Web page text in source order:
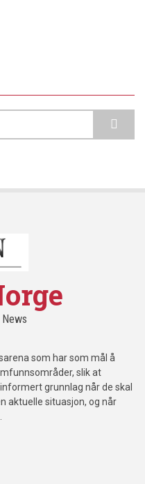
som har som mål å
slik at
grunnlag når de skal
aktuelle situasjon, og når